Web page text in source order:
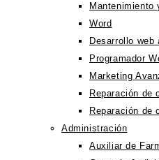
Mantenimiento
Word
Desarrollo web
Programador
Marketing
Reparación de
Reparación de
Administración
Auxiliar de